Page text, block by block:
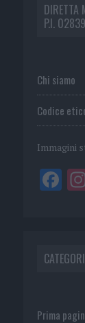
DIRETTA
P.I.
Chi siamo
Codice
Immagini
Prima